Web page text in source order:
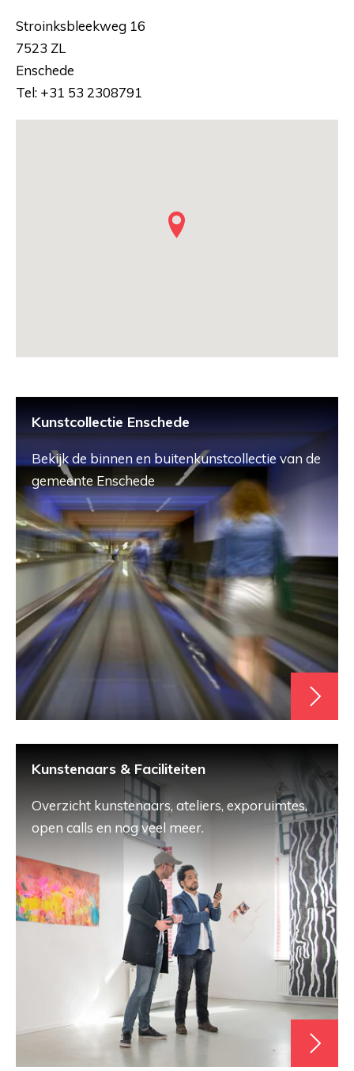
Stroinksbleekweg 16
7523 ZL
Enschede
Tel: +31 53 2308791
Kunstcollectie Enschede
Bekijk de binnen en buitenkunstcollectie van de
gemeente Enschede
Kunstenaars & Faciliteiten
Overzicht kunstenaars, ateliers, exporuimtes,
open calls en nog veel meer.